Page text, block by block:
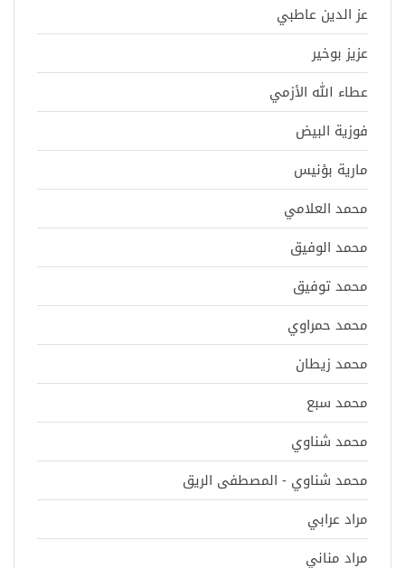
عز الدين عاطبي
عزيز بوخير
عطاء الله الأزمي
فوزية البيض
مارية بؤنيس
محمد العلامي
محمد الوفيق
محمد توفيق
محمد حمراوي
محمد زيطان
محمد سبع
محمد شناوي
محمد شناوي - المصطفى الريق
مراد عرابي
مراد مناني